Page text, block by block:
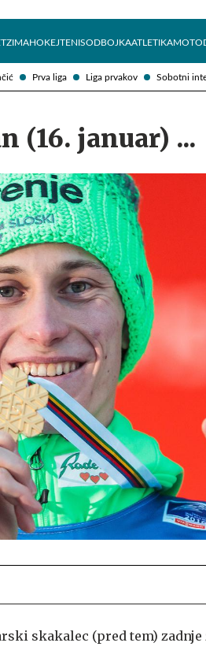
Prva liga Liga prvakov Sobotni
ZIMAHOKEJTENISODBOJKAATLETIKAMOTO
(16. januar) ...
skakalec (pred tem) zadnje